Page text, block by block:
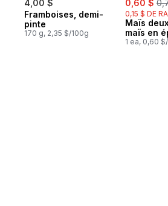
4,00 $
Framboises, demi-
pinte
170 g, 2,35 $/100g
0,60 $
0,15 $ DE
Maïs
maïs en
1 ea, 0,60